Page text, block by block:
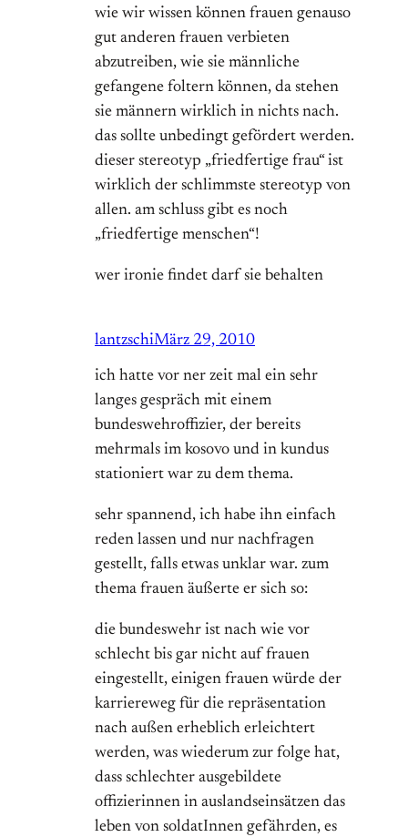
wie wir wissen können frauen genauso
gut anderen frauen verbieten
abzutreiben, wie sie männliche
gefangene foltern können, da stehen
sie männern wirklich in nichts nach.
das sollte unbedingt gefördert werden.
dieser stereotyp „friedfertige frau“ ist
wirklich der schlimmste stereotyp von
allen. am schluss gibt es noch
„friedfertige menschen“!
wer ironie findet darf sie behalten
lantzschiMärz 29, 2010
ich hatte vor ner zeit mal ein sehr
langes gespräch mit einem
bundeswehroffizier, der bereits
mehrmals im kosovo und in kundus
stationiert war zu dem thema.
sehr spannend, ich habe ihn einfach
reden lassen und nur nachfragen
gestellt, falls etwas unklar war. zum
thema frauen äußerte er sich so:
die bundeswehr ist nach wie vor
schlecht bis gar nicht auf frauen
eingestellt, einigen frauen würde der
karriereweg für die repräsentation
nach außen erheblich erleichtert
werden, was wiederum zur folge hat,
dass schlechter ausgebildete
offizierinnen in auslandseinsätzen das
leben von soldatInnen gefährden, es